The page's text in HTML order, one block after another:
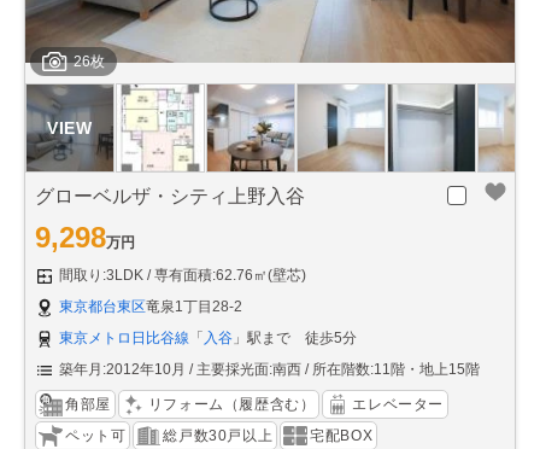
26枚
グローベルザ・シティ上野入谷
9,298万円
間取り:3LDK
専有面積:62.76㎡(壁芯)
東京都台東区竜泉1丁目28-2
東京メトロ日比谷線 「 入谷 」駅まで 徒歩5分
築年月:2012年10月
主要採光面:南西 所在階数:11階・地上15階
角部屋 リフォーム（履歴含む）
エレベーター
ペット可
総戸数30戸以上
宅配BOX